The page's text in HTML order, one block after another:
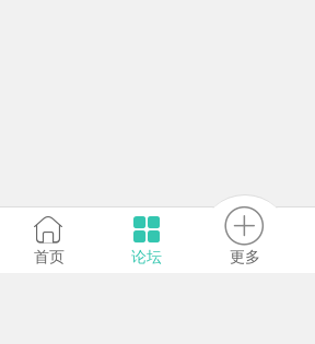
天气预报
首页 论坛 更多